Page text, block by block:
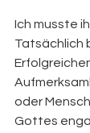
Ich musste
Tatsächlich
oder
Gottes